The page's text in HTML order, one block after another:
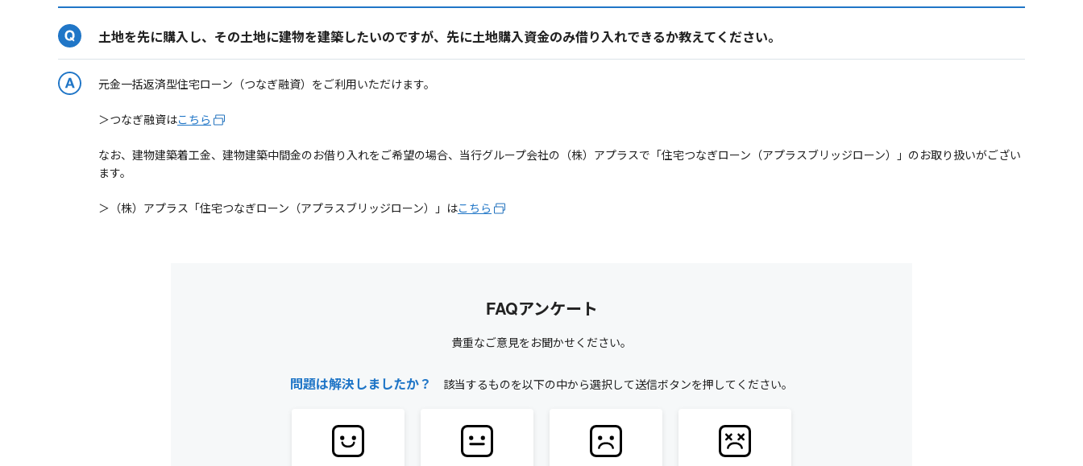
土地を先に購入し、その土地に建物を建築したいのですが、先に土地購入資金のみ借り入れできるか教えてください。
元金一括返済型住宅ローン（つなぎ融資）をご利用いただけます。
＞つなぎ融資はこちら
なお、建物建築着工金、建物建築中間金のお借り入れをご希望の場合、当行グループ会社の（株）アプラスで「住宅つなぎローン（アプラスブリッジローン）」のお取り扱いがござい
ます。
＞（株）アプラス「住宅つなぎローン（アプラスブリッジローン）」はこちら
FAQアンケート
貴重なご意見をお聞かせください。
問題は解決しましたか？ 該当するものを以下の中から選択して送信ボタンを押してください。